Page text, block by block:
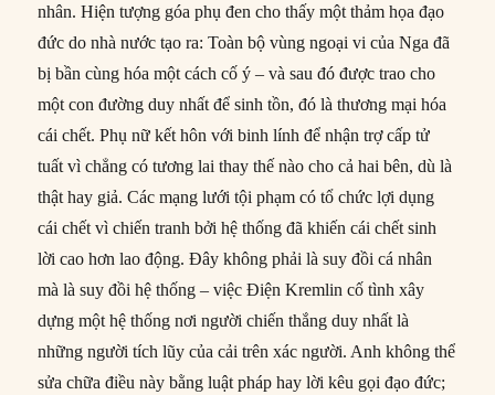
nhân. Hiện tượng góa phụ đen cho thấy một thảm họa đạo
đức do nhà nước tạo ra: Toàn bộ vùng ngoại vi của Nga đã
bị bần cùng hóa một cách cố ý – và sau đó được trao cho
một con đường duy nhất để sinh tồn, đó là thương mại hóa
cái chết. Phụ nữ kết hôn với binh lính để nhận trợ cấp tử
tuất vì chẳng có tương lai thay thế nào cho cả hai bên, dù là
thật hay giả. Các mạng lưới tội phạm có tổ chức lợi dụng
cái chết vì chiến tranh bởi hệ thống đã khiến cái chết sinh
lời cao hơn lao động. Đây không phải là suy đồi cá nhân
mà là suy đồi hệ thống – việc Điện Kremlin cố tình xây
dựng một hệ thống nơi người chiến thắng duy nhất là
những người tích lũy của cải trên xác người. Anh không thể
sửa chữa điều này bằng luật pháp hay lời kêu gọi đạo đức;